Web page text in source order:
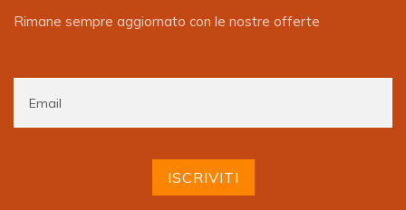
Rimane sempre aggiornato con le nostre offerte